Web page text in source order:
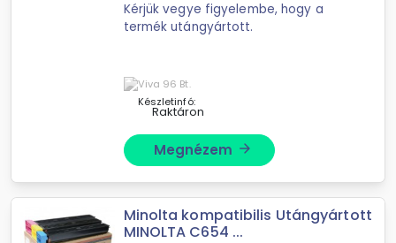
Kérjük vegye figyelembe, hogy a
termék utángyártott.
Készletinfó:
Raktáron
Megnézem arrow_forward
Minolta kompatibilis Utángyártott
MINOLTA C654 ...